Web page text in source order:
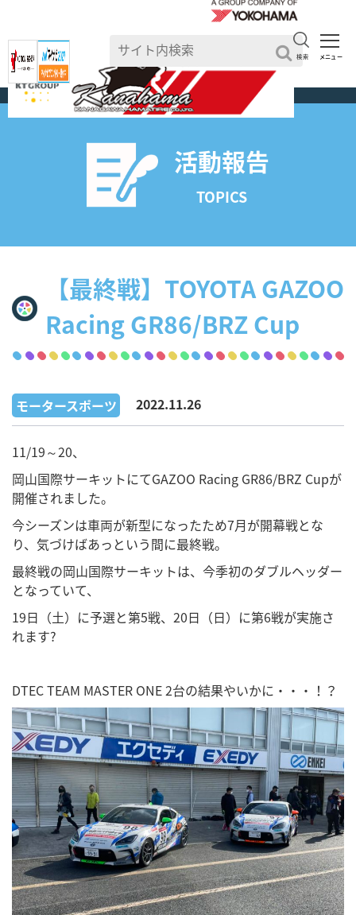
メニュー
検索
TOP>活動報告一覧
活動報告
TOPICS
【最終戦】TOYOTA GAZOO
Racing GR86/BRZ Cup
モータースポーツ 2022.11.26
11/19～20、
岡山国際サーキットにてGAZOO Racing GR86/BRZ Cupが
開催されました。
今シーズンは車両が新型になったため7月が開幕戦とな
り、気づけばあっという間に最終戦。
最終戦の岡山国際サーキットは、今季初のダブルヘッダー
となっていて、
19日（土）に予選と第5戦、20日（日）に第6戦が実施さ
れます?
DTEC TEAM MASTER ONE 2台の結果やいかに・・・！？